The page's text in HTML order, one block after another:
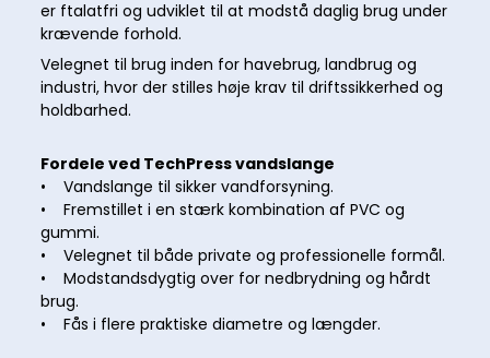
er ftalatfri og udviklet til at modstå daglig brug under
krævende forhold.
Velegnet til brug inden for havebrug, landbrug og
industri, hvor der stilles høje krav til driftssikkerhed og
holdbarhed.
Fordele ved TechPress vandslange
• Vandslange til sikker vandforsyning.
• Fremstillet i en stærk kombination af PVC og
gummi.
• Velegnet til både private og professionelle formål.
• Modstandsdygtig over for nedbrydning og hårdt
brug.
• Fås i flere praktiske diametre og længder.